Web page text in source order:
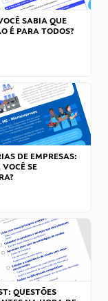
SABIA QUE
É PARA TODOS?
DE EMPRESAS:
SE
QUESTÕES